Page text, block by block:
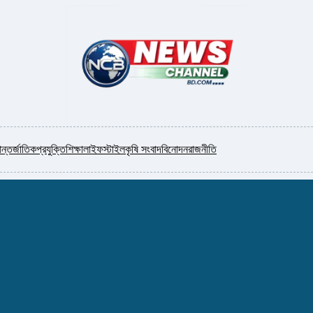
প্রযুক্তিশিক্ষালাইফস্টাইলকৃষি সংবাদবিনোদনরাজনীতি